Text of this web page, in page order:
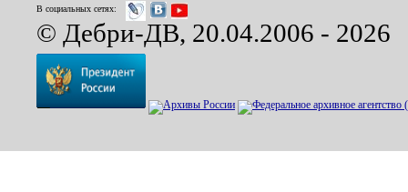
В социальных сетях:
© Дебри-ДВ, 20.04.2006 - 2026